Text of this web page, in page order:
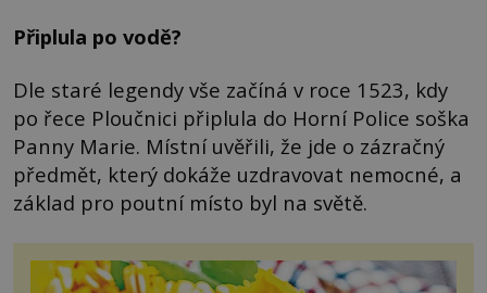
Připlula po vodě?
Dle staré legendy vše začíná v roce 1523, kdy
po řece Ploučnici připlula do Horní Police soška
Panny Marie. Místní uvěřili, že jde o zázračný
předmět, který dokáže uzdravovat nemocné, a
základ pro poutní místo byl na světě.